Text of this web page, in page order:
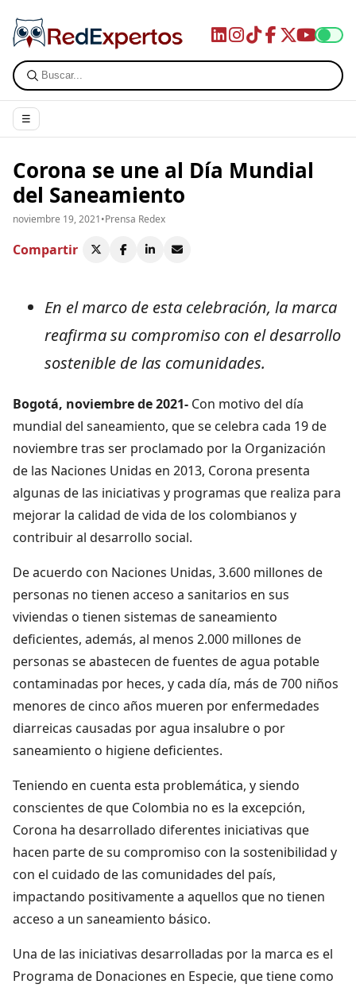
☰
Corona se une al Día Mundial
del Saneamiento
noviembre 19, 2021•Prensa Redex
Compartir
En el marco de esta celebración, la marca
reafirma su compromiso con el desarrollo
sostenible de las comunidades.
Bogotá, noviembre de 2021- Con motivo del día
mundial del saneamiento, que se celebra cada 19 de
noviembre tras ser proclamado por la Organización
de las Naciones Unidas en 2013, Corona presenta
algunas de las iniciativas y programas que realiza para
mejorar la calidad de vida de los colombianos y
contribuir al desarrollo social.
De acuerdo con Naciones Unidas, 3.600 millones de
personas no tienen acceso a sanitarios en sus
viviendas o tienen sistemas de saneamiento
deficientes, además, al menos 2.000 millones de
personas se abastecen de fuentes de agua potable
contaminadas por heces, y cada día, más de 700 niños
menores de cinco años mueren por enfermedades
diarreicas causadas por agua insalubre o por
saneamiento o higiene deficientes.
Teniendo en cuenta esta problemática, y siendo
conscientes de que Colombia no es la excepción,
Corona ha desarrollado diferentes iniciativas que
hacen parte de su compromiso con la sostenibilidad y
con el cuidado de las comunidades del país,
impactando positivamente a aquellos que no tienen
acceso a un saneamiento básico.
Una de las iniciativas desarrolladas por la marca es el
Programa de Donaciones en Especie, que tiene como